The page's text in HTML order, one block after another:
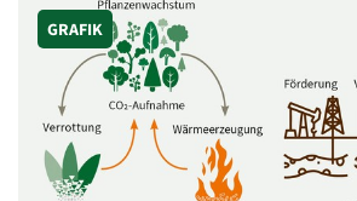
GRAFIK